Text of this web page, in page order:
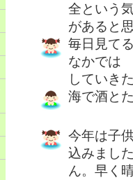
全という
があると
毎日見て
なかでは
していき
海で酒と
今年は子
込みまし
ん。早く